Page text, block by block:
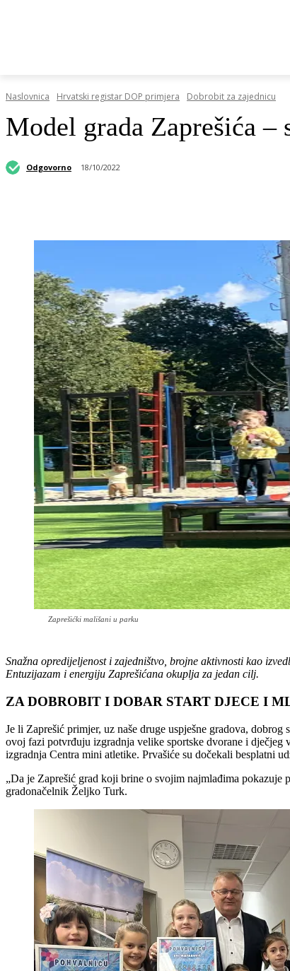
Naslovnica Hrvatski registar DOP primjera Dobrobit za zajednicu
Model grada Zaprešića
Odgovorno 18/10/2022
Zaprešićki mališani u parku
Snažna opredijeljenost i zajedništvo, brojne aktivnosti kao
Entuzijazam i energiju Zaprešićana okuplja za jedan cilj.
ZA DOBROBIT I DOBAR START DJECE I
Je li Zaprešić primjer, uz naše druge uspješne gradova,
ovoj fazi potvrđuju izgradnja velike sportske dvorane i dječjeg
izgradnja Centra mini atletike. Prvašiće su dočekali besplatni
„Da je Zaprešić grad koji brine o svojim najmlađima
gradonačelnik Željko Turk.